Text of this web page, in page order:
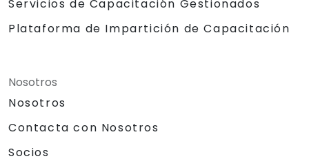
Servicios de Capacitación Gestionados
Plataforma de Impartición de Capacitación
Nosotros
Nosotros
Contacta con Nosotros
Socios